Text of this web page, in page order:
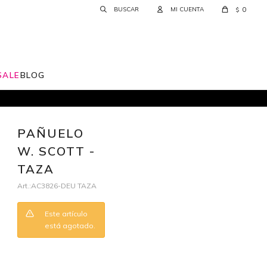
BLOG
$ 0
PAÑUELO
W. SCOTT -
TAZA
AC3826-DEU TAZA
Este artículo
está agotado.